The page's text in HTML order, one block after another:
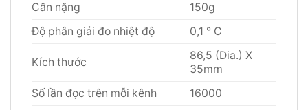
Cân nặng
150g
Độ phân giải đo nhiệt độ
0,1 ° C
Kích thước
86,5 (Dia.) X
35mm
Số lần đọc trên mỗi kênh
16000